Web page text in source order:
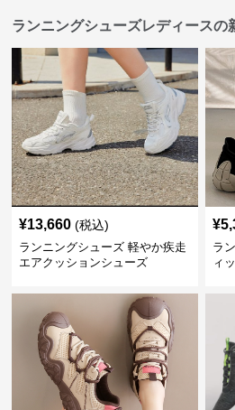
ランニングシューズレディースの
¥13,660 (税込)
ランニングシューズ 軽やか疾走
エアクッションシューズ
¥
ラ
ィ